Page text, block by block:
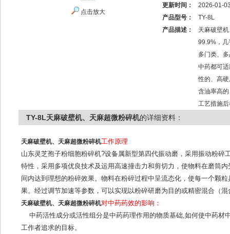
点击放大
更新时间：
2026-01-
产品型号：
TY-8L
产品描述：
天麻破壁
99.9%，几
多门类、
中药都可
性的、高
含油率高
工艺措施
TY-8L天麻破壁机、天麻超微粉碎机的详细资料：
天麻破壁机、天麻超微粉碎机工作原理
山东灵芝孢子粉细胞粉碎机?设备属新型第四代振动磨，采用振动粉
特性，采用多项优良技术及运用高速撞击力和剪切力，使物料在磨筒
间内达到理想的粉碎效果。物料在粉碎过程中呈流态化，使每一个颗
果。经过调节加速等参数，可以实现以粉碎研磨为目的或精密混合（
天麻破壁机、天麻超微粉碎机对中药药效的影响：
中药活性成分或活性组分是中药药理作用的物质基础,如何使中药材
工作者追求的目标。